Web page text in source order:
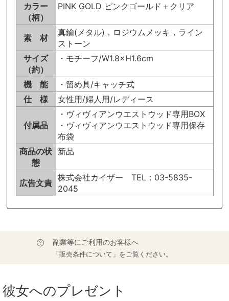
カラー
（柄）
PINK GOLD ピンクゴールド＋クリア
素 材
真鍮(メタル)，ロジウムメッキ，ライン
ストーン
サイズ
（約）
・モチーフ/W1.8×H1.6cm
機 能
・留め具/キャッチ式
仕 様
女性用/婦人用/レディース
付属品
・ヴィヴィアンウエストウッド専用BOX
・ヴィヴィアンウエストウッド専用保存
布袋
商品の状
態
新品
広告文責
株式会社カイザー TEL：03-5835-
2045
副業等にご利用のお客様へ
「販売条件について」をご覧ください。
彼女へのプレゼント